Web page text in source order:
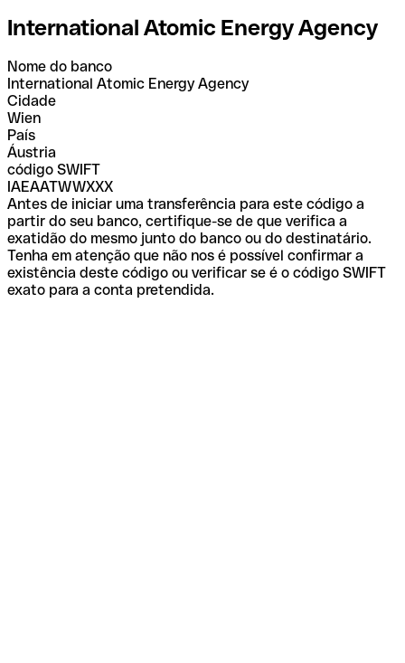
International Atomic Energy Agency
Nome do banco
International Atomic Energy Agency
Cidade
Wien
País
Áustria
código SWIFT
IAEAATWWXXX
Antes de iniciar uma transferência para este código a
partir do seu banco, certifique-se de que verifica a
exatidão do mesmo junto do banco ou do destinatário.
Tenha em atenção que não nos é possível confirmar a
existência deste código ou verificar se é o código SWIFT
exato para a conta pretendida.